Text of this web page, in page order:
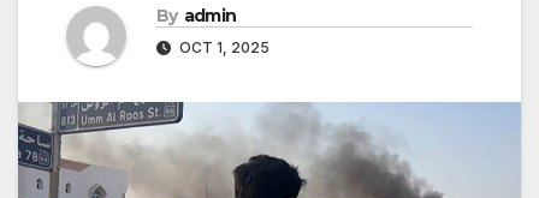
By admin
OCT 1, 2025